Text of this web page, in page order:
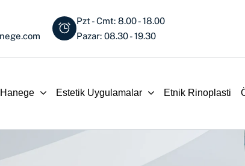
Pzt - Cmt: 8.00 - 18.00
Pazar: 08.30 - 19.30
Estetik Uygulamalar Etnik Rinoplasti